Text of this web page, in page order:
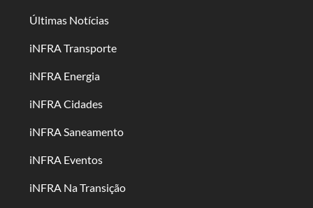
Últimas Notícias
iNFRA Transporte
iNFRA Energia
iNFRA Cidades
iNFRA Saneamento
iNFRA Eventos
iNFRA Na Transição